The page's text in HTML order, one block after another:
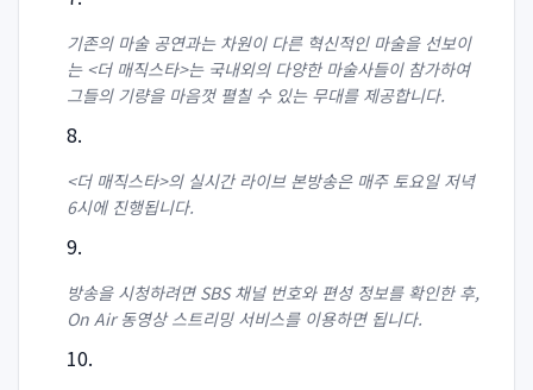
기존의 마술 공연과는 차원이 다른 혁신적인 마술을 선보이
는 <더 매직스타>는 국내외의 다양한 마술사들이 참가하여
그들의 기량을 마음껏 펼칠 수 있는 무대를 제공합니다.
<더 매직스타>의 실시간 라이브 본방송은 매주 토요일 저녁
6시에 진행됩니다.
방송을 시청하려면 SBS 채널 번호와 편성 정보를 확인한 후,
On Air 동영상 스트리밍 서비스를 이용하면 됩니다.